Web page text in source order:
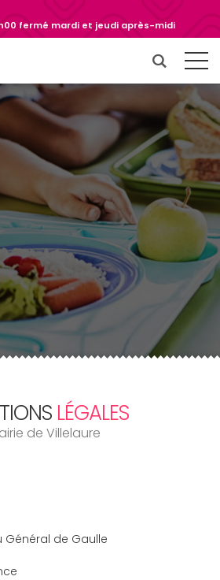
fermé mardi et jeudi après-midi
LÉGALES
de Villelaure
Général de Gaulle